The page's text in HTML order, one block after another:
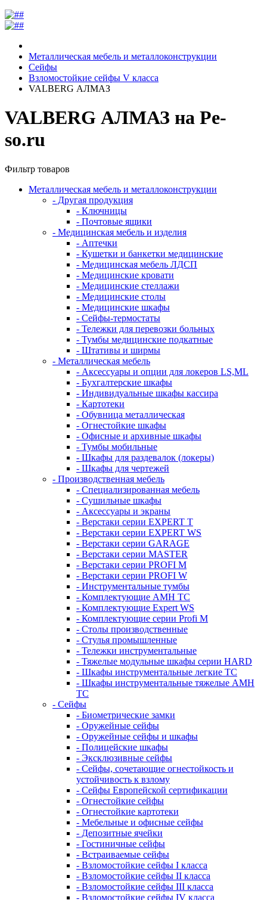
Металлическая мебель и металлоконструкции
Сейфы
Взломостойкие сейфы V класса
VALBERG АЛМАЗ
VALBERG АЛМАЗ на Pe-
so.ru
Фильтр товаров
Металлическая мебель и металлоконструкции
- Другая продукция
- Ключницы
- Почтовые ящики
- Медицинская мебель и изделия
- Аптечки
- Кушетки и банкетки медицинские
- Медицинская мебель ЛДСП
- Медицинские кровати
- Медицинские стеллажи
- Медицинские столы
- Медицинские шкафы
- Сейфы-термостаты
- Тележки для перевозки больных
- Тумбы медицинские подкатные
- Штативы и ширмы
- Металлическая мебель
- Аксессуары и опции для локеров LS,ML
- Бухгалтерские шкафы
- Индивидуальные шкафы кассира
- Картотеки
- Обувница металлическая
- Огнестойкие шкафы
- Офисные и архивные шкафы
- Тумбы мобильные
- Шкафы для раздевалок (локеры)
- Шкафы для чертежей
- Производственная мебель
- Cпециализированная мебель
- Cушильные шкафы
- Аксессуары и экраны
- Верстаки серии EXPERT T
- Верстаки серии EXPERT WS
- Верстаки серии GARAGE
- Верстаки серии MASTER
- Верстаки серии PROFI M
- Верстаки серии PROFI W
- Инструментальные тумбы
- Комплектующие AMH TC
- Комплектующие Expert WS
- Комплектующие серии Profi M
- Столы производственные
- Стулья промышленные
- Тележки инструментальные
- Тяжелые модульные шкафы серии HARD
- Шкафы инструментальные легкие ТС
- Шкафы инструментальные тяжелые AMH
TC
- Сейфы
- Биометрические замки
- Оружейные сейфы
- Оружейные сейфы и шкафы
- Полицейские шкафы
- Эксклюзивные сейфы
- Сейфы, сочетающие огнестойкость и
устойчивость к взлому
- Сейфы Европейской сертификации
- Огнестойкие сейфы
- Огнестойкие картотеки
- Мебельные и офисные сейфы
- Депозитные ячейки
- Гостиничные сейфы
- Встраиваемые сейфы
- Взломостойкие сейфы I класса
- Взломостойкие сейфы II класса
- Взломостойкие сейфы III класса
- Взломостойкие сейфы IV класса